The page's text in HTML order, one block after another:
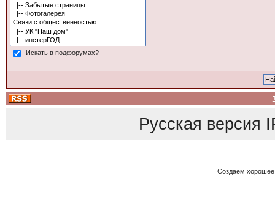
Искать в подфорумах?
Русская версия
Создаем